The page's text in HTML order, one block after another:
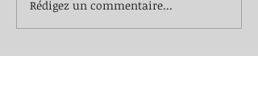
Rédigez un commentaire...